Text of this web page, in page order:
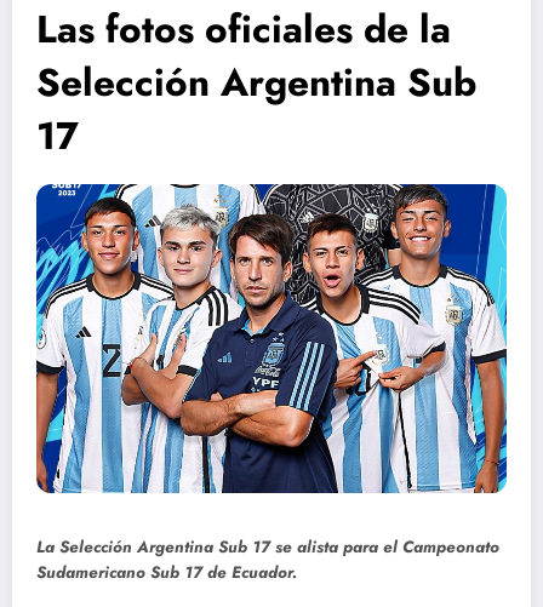
Las fotos oficiales de la
Selección Argentina Sub
17
La Selección Argentina Sub 17 se alista para el Campeonato
Sudamericano Sub 17 de Ecuador.